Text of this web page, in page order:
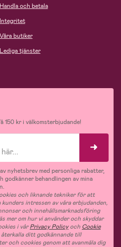
Handla och betala
Integritet
Våra butiker
Lediga tjänster
150 kr i välkomsterbjudande!
nyhetsbrev med personliga rabatter,
godkänner behandlingen av mina
och liknande tekniker för att
intressen av våra erbjudanden,
och innehållsmarknadsföring
mer om hur vi använder och skyddar
i vårPrivacy Policyoch Cookie
ditt godkännande till
och cookies genom att avanmäla dig